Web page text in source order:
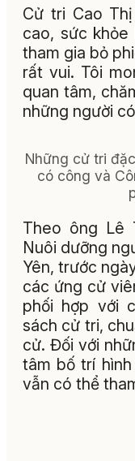
Cử tri Cao
cao, sức
tham gia bỏ
rất vui. Tôi
quan tâm,
những người
Những cử tri
có công và
Theo ông Lê
Nuôi dưỡng
Yên, trước
các ứng cử
phối hợp với
sách cử tri,
cử. Đối với
tâm bố trí
vẫn có thể